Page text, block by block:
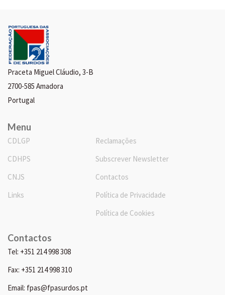
Praceta Miguel Cláudio, 3-B
2700-585 Amadora
Portugal
Menu
CDLGP
CDHPS
CNJS
Links
Reclamações
Subscrever Newsletter
Contactos
Política de Privacidade
Política de Cookies
Contactos
Tel: +351 214 998 308
Fax: +351 214 998 310
Email: fpas@fpasurdos.pt